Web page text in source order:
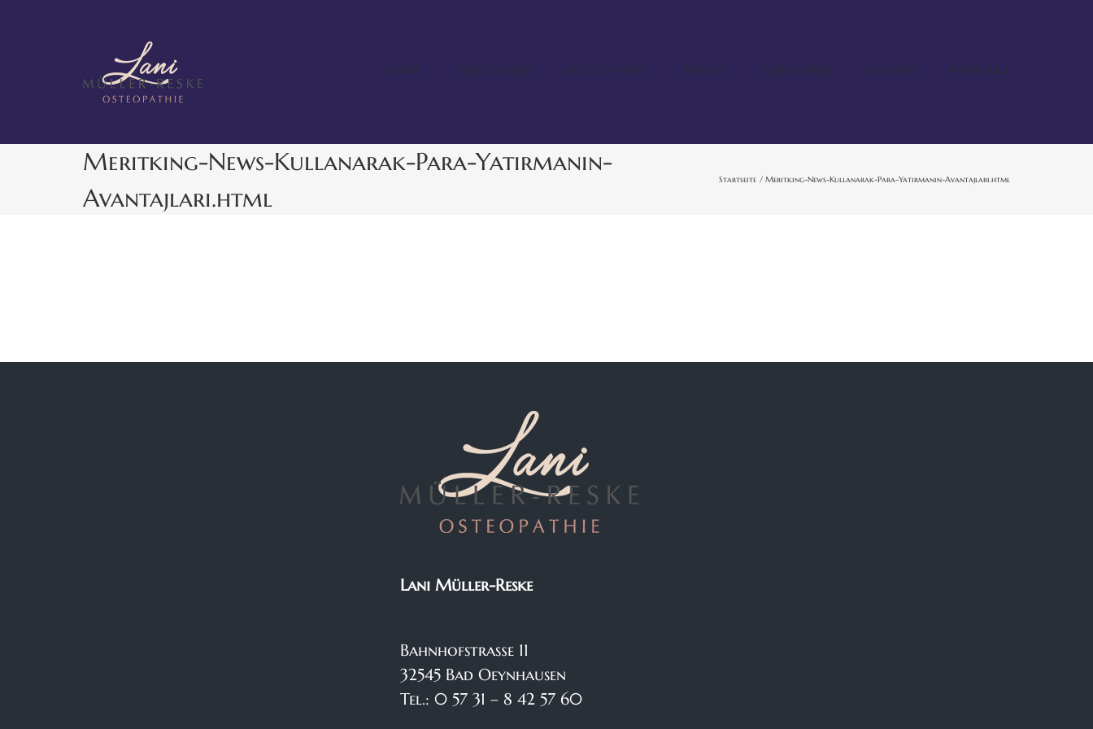
HOME LEISTUNGEN OSTEOPATHIE PRAXIS ÜBER MICH MASTER KONTAKT
Meritking-News-Kullanarak-Para-Yatırmanın-
Avantajları.html
Startseite Meritking-News-Kullanarak-Para-Yatırmanın-Avantajları.html
Lani Müller-Reske
Bahnhofstraße 11
32545 Bad Oeynhausen
Tel.: 0 57 31 – 8 42 57 60